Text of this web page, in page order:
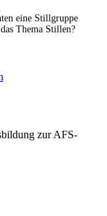
eine Stillgruppe
Thema Stillen?
zur AFS-